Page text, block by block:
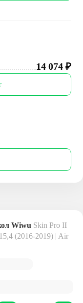
14 074 ₽
Wiwu Skin Pro II
(2016-2019) | Air